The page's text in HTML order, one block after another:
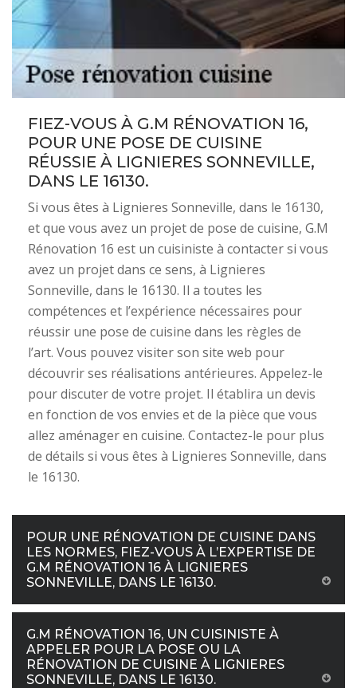
FIEZ-VOUS À G.M RÉNOVATION 16,
POUR UNE POSE DE CUISINE
RÉUSSIE À LIGNIERES SONNEVILLE,
DANS LE 16130.
Si vous êtes à Lignieres Sonneville, dans le 16130,
et que vous avez un projet de pose de cuisine, G.M
Rénovation 16 est un cuisiniste à contacter si vous
avez un projet dans ce sens, à Lignieres
Sonneville, dans le 16130. Il a toutes les
compétences et l’expérience nécessaires pour
réussir une pose de cuisine dans les règles de
l’art. Vous pouvez visiter son site web pour
découvrir ses réalisations antérieures. Appelez-le
pour discuter de votre projet. Il établira un devis
en fonction de vos envies et de la pièce que vous
allez aménager en cuisine. Contactez-le pour plus
de détails si vous êtes à Lignieres Sonneville, dans
le 16130.
POUR UNE RÉNOVATION DE CUISINE DANS
LES NORMES, FIEZ-VOUS À L’EXPERTISE DE
G.M RÉNOVATION 16 À LIGNIERES
SONNEVILLE, DANS LE 16130.
G.M RÉNOVATION 16, UN CUISINISTE À
APPELER POUR LA POSE OU LA
RÉNOVATION DE CUISINE À LIGNIERES
SONNEVILLE, DANS LE 16130.